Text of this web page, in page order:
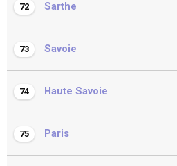
72 Sarthe
73 Savoie
74 Haute Savoie
75 Paris